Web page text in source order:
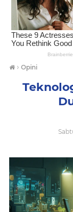
› Opini